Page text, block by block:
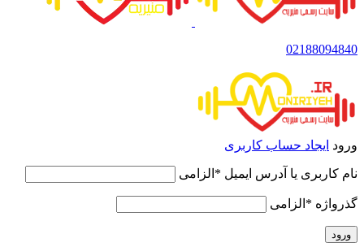
02188094840
ورود ایجاد حساب کاربری
نام کاربری یا آدرس ایمیل * الزامی
گذرواژه * الزامی
ورود